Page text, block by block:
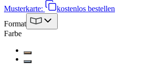
Musterkarte:
kostenlos bestellen
Format
Farbe